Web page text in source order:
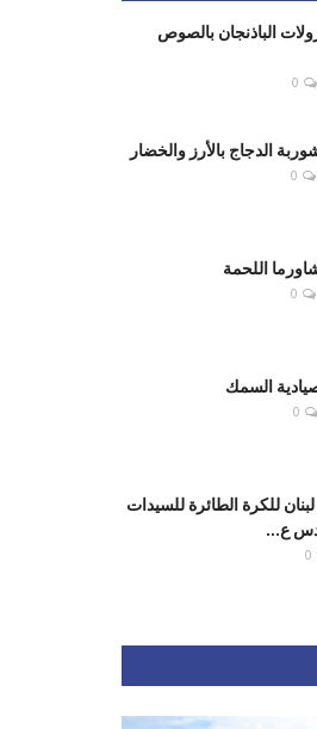
الباذنجان بالصوص
0
الدجاج بالأرز والخضار
0
اللحمة
0
السمك
0
للكرة الطائرة للسيدات
ع...
0